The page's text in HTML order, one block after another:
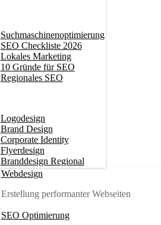
Suchmaschinenoptimierung
SEO Checkliste 2026
Lokales Marketing
10 Gründe für SEO
Regionales SEO
Logodesign
Brand Design
Corporate Identity
Flyerdesign
Branddesign Regional
Webdesign
Erstellung performanter Webseiten
SEO Optimierung